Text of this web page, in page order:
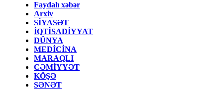
Faydalı xəbər
Arxiv
SİYASƏT
İQTİSADİYYAT
DÜNYA
MEDİCİNA
MARAQLI
CƏMİYYƏT
KÖŞƏ
SƏNƏT